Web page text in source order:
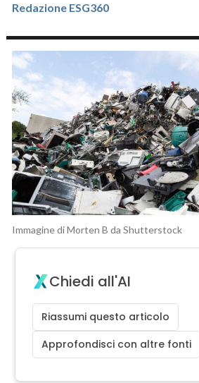
Redazione ESG360
Immagine di Morten B da Shutterstock
Chiedi all'AI
Riassumi questo articolo
Approfondisci con altre fonti